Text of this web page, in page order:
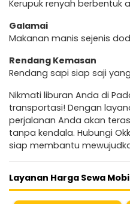
Kerupuk renyah berbentuk
Galamai
Makanan manis sejenis
Rendang Kemasan
Rendang sapi siap saji
Nikmati liburan Anda di
transportasi! Dengan
perjalanan Anda akan
tanpa kendala. Hubungi
siap membantu
Layanan Harga Sewa